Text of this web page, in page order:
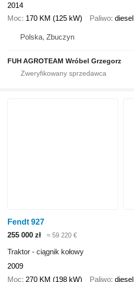
2014
Moc 170 KM (125 kW) Paliwo diesel
Polska, Zbuczyn
FUH AGROTEAM Wróbel Grzegorz
Fendt 927
255 000 zł
≈ 59 220 €
Traktor - ciągnik kołowy
2009
Moc 270 KM (198 kW) Paliwo diesel